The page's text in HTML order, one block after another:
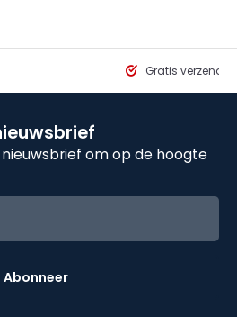
Gratis
om op de hoogte
Abonneer